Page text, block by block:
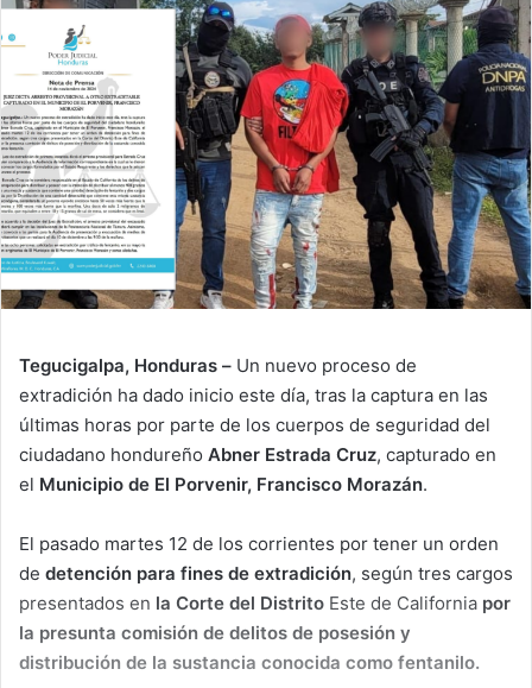
email
Tegucigalpa, Honduras – Un nuevo proceso de
extradición ha dado inicio este día, tras la captura en las
últimas horas por parte de los cuerpos de seguridad del
ciudadano hondureño Abner Estrada Cruz, capturado en
el Municipio de El Porvenir, Francisco Morazán.
El pasado martes 12 de los corrientes por tener un orden
de detención para fines de extradición, según tres cargos
presentados en la Corte del Distrito Este de California por
la presunta comisión de delitos de posesión y
distribución de la sustancia conocida como fentanilo.